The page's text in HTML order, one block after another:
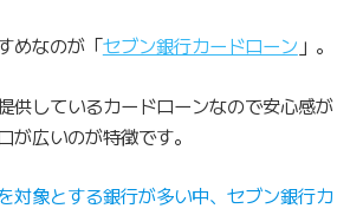
めなのが「セブン銀行カードローン 」。
供しているカードローンなので安心感が
が広いのが特徴です。
対象とする銀行が多い中、セブン銀行カ